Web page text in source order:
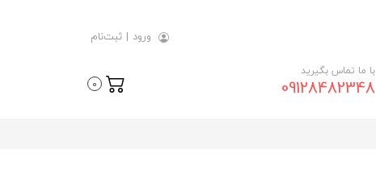
ورود | ثبت‌نام
با ما تماس بگیرید
09128482348
0